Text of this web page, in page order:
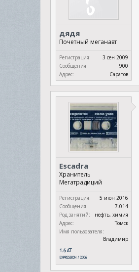
дядя
Почетный меганавт
Регистрация:
3 сен 2009
Сообщения:
900
Адрес:
Саратов
Escadra
Хранитель
Мегатрадиций
Регистрация:
5 июн 2016
Сообщения:
7.014
Род занятий:
нефть, химия
Адрес:
Томск
Имя пользователя:
Владимир